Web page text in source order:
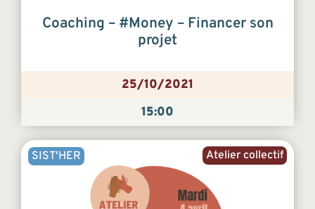
Coaching – #Money – Financer son
projet
25/10/2021
15:00
Atelier collectif
SIST'HER